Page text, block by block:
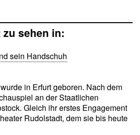
sehen in:
sein Handschuh
in Erfurt geboren. Nach dem
an der Staatlichen
Gleich ihr erstes Engagement
Rudolstadt, dem sie bis heute